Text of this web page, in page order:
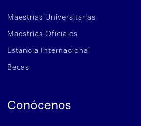
Maestrías Universitarias
Maestrías Oficiales
Estancia Internacional
Becas
Conócenos